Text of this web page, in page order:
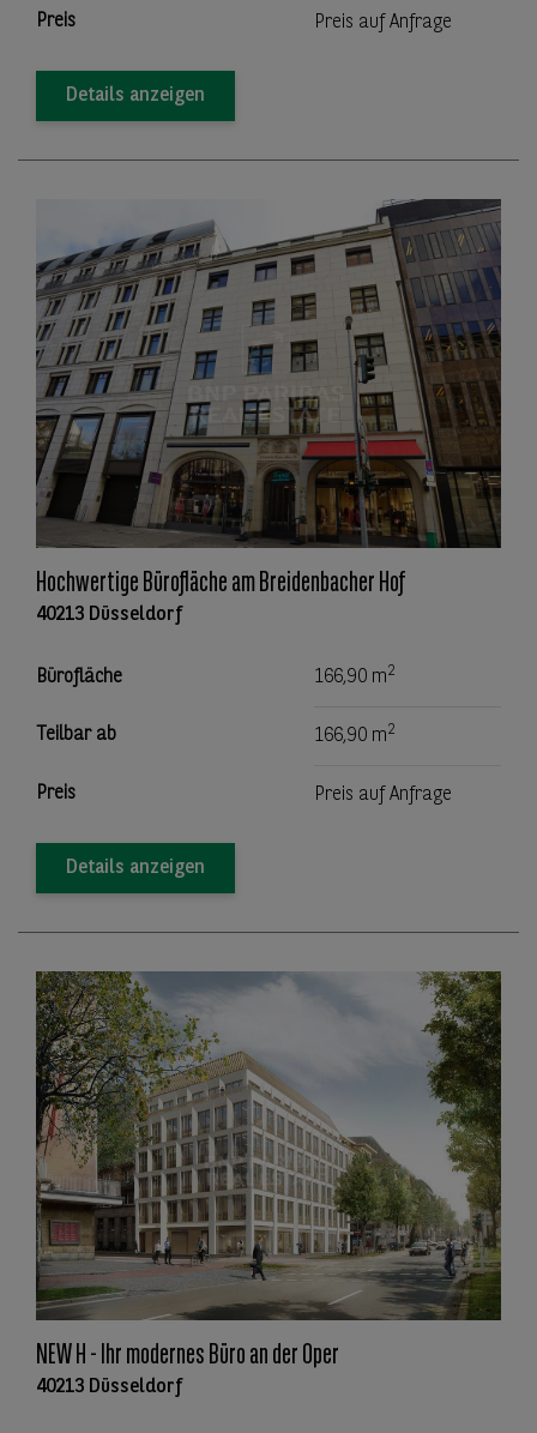
Preis Preis auf Anfrage
Details anzeigen
Hochwertige Bürofläche am Breidenbacher Hof
40213 Düsseldorf
Bürofläche 166,90 m2
Teilbar ab 166,90 m2
Preis Preis auf Anfrage
Details anzeigen
NEW H - Ihr modernes Büro an der Oper
40213 Düsseldorf